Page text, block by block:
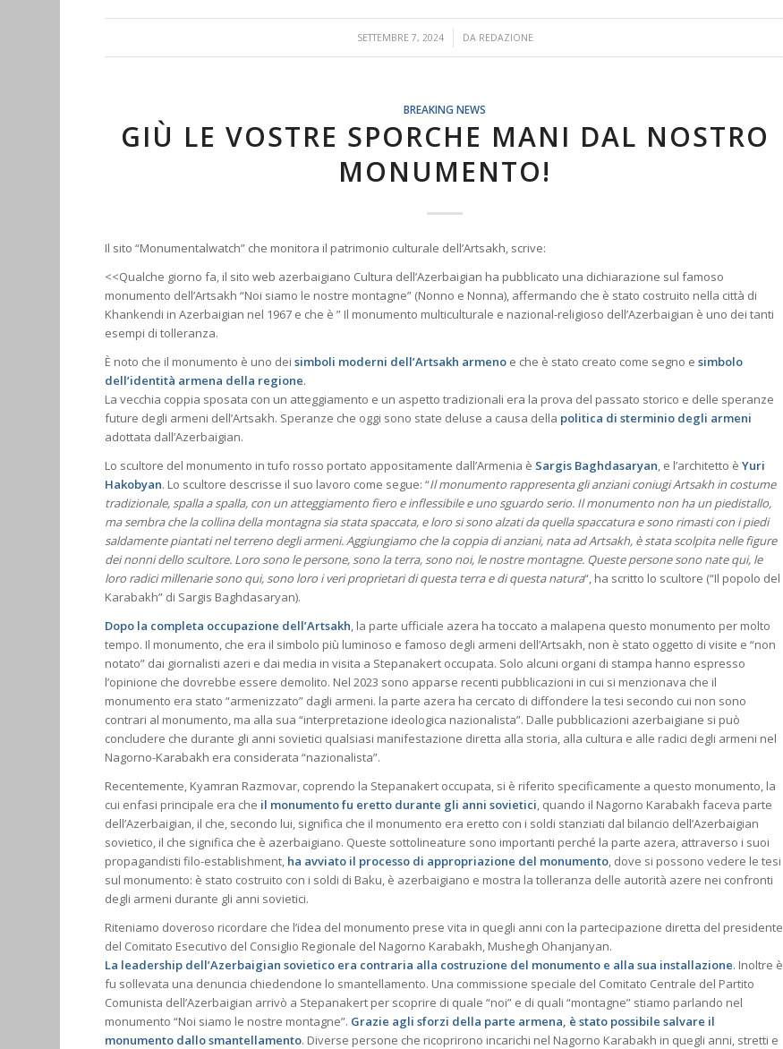
SETTEMBRE 7, 2024
/ DA REDAZIONE
BREAKING NEWS
GIÙ LE VOSTRE SPORCHE MANI DAL NOSTRO
MONUMENTO!
Il sito “Monumentalwatch” che monitora il patrimonio culturale dell’Artsakh, scrive:
<<Qualche giorno fa, il sito web azerbaigiano Cultura dell’Azerbaigian ha pubblicato una dichiarazione sul famoso
monumento dell’Artsakh “Noi siamo le nostre montagne” (Nonno e Nonna), affermando che è stato costruito nella città di
Khankendi in Azerbaigian nel 1967 e che è ” Il monumento multiculturale e nazional-religioso dell’Azerbaigian è uno dei tanti
esempi di tolleranza.
È noto che il monumento è uno deisimboli moderni dell’Artsakh armeno e che è stato creato come segno esimbolo
dell’identità armena della regione.
La vecchia coppia sposata con un atteggiamento e un aspetto tradizionali era la prova del passato storico e delle speranze
future degli armeni dell’Artsakh. Speranze che oggi sono state deluse a causa della politica di sterminio degli armeni
adottata dall’Azerbaigian.
Lo scultore del monumento in tufo rosso portato appositamente dall’Armenia è Sargis Baghdasaryan, e l’architetto èYuri
Hakobyan. Lo scultore descrisse il suo lavoro come segue: “Il monumento rappresenta gli anziani coniugi Artsakh in costume
tradizionale, spalla a spalla, con un atteggiamento fiero e inflessibile e uno sguardo serio. Il monumento non ha un piedistallo,
ma sembra che la collina della montagna sia stata spaccata, e loro si sono alzati da quella spaccatura e sono rimasti con i piedi
saldamente piantati nel terreno degli armeni. Aggiungiamo che la coppia di anziani, nata ad Artsakh, è stata scolpita nelle figure
dei nonni dello scultore. Loro sono le persone, sono la terra, sono noi, le nostre montagne. Queste persone sono nate qui, le
loro radici millenarie sono qui, sono loro i veri proprietari di questa terra e di questa natura“, ha scritto lo scultore (“Il popolo del
Karabakh” di Sargis Baghdasaryan).
Dopo la completa occupazione dell’Artsakh, la parte ufficiale azera ha toccato a malapena questo monumento per molto
tempo. Il monumento, che era il simbolo più luminoso e famoso degli armeni dell’Artsakh, non è stato oggetto di visite e “non
notato” dai giornalisti azeri e dai media in visita a Stepanakert occupata. Solo alcuni organi di stampa hanno espresso
l’opinione che dovrebbe essere demolito. Nel 2023 sono apparse recenti pubblicazioni in cui si menzionava che il
monumento era stato “armenizzato” dagli armeni. la parte azera ha cercato di diffondere la tesi secondo cui non sono
contrari al monumento, ma alla sua “interpretazione ideologica nazionalista”. Dalle pubblicazioni azerbaigiane si può
concludere che durante gli anni sovietici qualsiasi manifestazione diretta alla storia, alla cultura e alle radici degli armeni nel
Nagorno-Karabakh era considerata “nazionalista”.
Recentemente, Kyamran Razmovar, coprendo la Stepanakert occupata, si è riferito specificamente a questo monumento, la
cui enfasi principale era che il monumento fu eretto durante gli anni sovietici, quando il Nagorno Karabakh faceva parte
dell’Azerbaigian, il che, secondo lui, significa che il monumento era eretto con i soldi stanziati dal bilancio dell’Azerbaigian
sovietico, il che significa che è azerbaigiano. Queste sottolineature sono importanti perché la parte azera, attraverso i suoi
propagandisti filo-establishment, ha avviato il processo di appropriazione del monumento, dove si possono vedere le tesi
sul monumento: è stato costruito con i soldi di Baku, è azerbaigiano e mostra la tolleranza delle autorità azere nei confronti
degli armeni durante gli anni sovietici.
Riteniamo doveroso ricordare che l’idea del monumento prese vita in quegli anni con la partecipazione diretta del presidente
del Comitato Esecutivo del Consiglio Regionale del Nagorno Karabakh, Mushegh Ohanjanyan.
La leadership dell’Azerbaigian sovietico era contraria alla costruzione del monumento e alla sua installazione. Inoltre è
fu sollevata una denuncia chiedendone lo smantellamento. Una commissione speciale del Comitato Centrale del Partito
Comunista dell’Azerbaigian arrivò a Stepanakert per scoprire di quale “noi” e di quali “montagne” stiamo parlando nel
monumento “Noi siamo le nostre montagne”. Grazie agli sforzi della parte armena, è stato possibile salvare il
monumento dallo smantellamento. Diverse persone che ricoprirono incarichi nel Nagorno Karabakh in quegli anni, stretti e